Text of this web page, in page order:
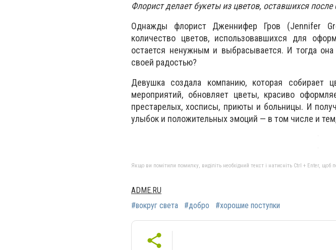
Флорист делает букеты из цветов, оставшихся
Однажды флорист Дженнифер Гров (Jennifer
количество цветов, использовавшихся для
остается ненужным и выбрасывается. И тогда
своей радостью?
Девушка создала компанию, которая собирает
мероприятий, обновляет цветы, красиво
престарелых, хосписы, приюты и больницы. И
улыбок и положительных эмоций — в том числе и
Якщо ви помітили помилку, виділіть необхідний текст і натисніть Ctrl + Enter, щоб
ADME.RU
#вокруг света
#добро #хорошие поступки